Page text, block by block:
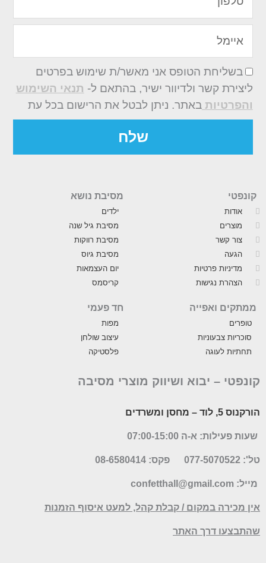
בשליחת הטופס אני מאשר/ת שימוש בפרטים
ליצירת קשר ולדיוור ישיר, בהתאם ל- תנאי השימוש
והפרטיותבאתר. ניתן לבטל את הרישום בכל עת
שלח
קונפטי
אודות
מוצרים
צור קשר
הגעה
מדיניות פרטיות
הצהרת נגישות
מסיבת נושא
ילדים
מסיבת גיל שנה
מסיבת רווקות
מסיבת גיוס
יום העצמאות
קריסמס
ממתקים ואפייה
טופרים
סוכריות צבעוניות
תחתיות לעוגה
חד פעמי
מפות
עיצוב שולחן
פלסטיקה
קונפטי – יבוא ושיווק מוצרי מסיבה
הורקנוס 5, לוד – מחסן ומשרדים
שעות פעילות: א-ה 07:00-15:00
טל': 077-5070522
מייל: confetthall@gmail.com
אין מכירה במקום / קבלת קהל, למעט איסוף הזמנות
שהתבצעו דרך האתר